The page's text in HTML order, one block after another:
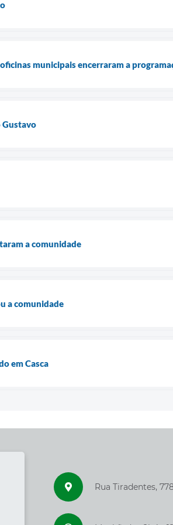
municipais encerraram a
Gustavo
a comunidade
a comunidade
em Casca
Rua Tiradentes,